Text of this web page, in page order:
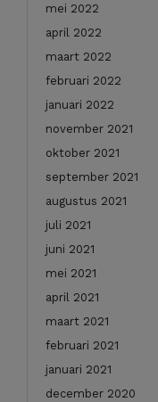
mei 2022
april 2022
maart 2022
februari 2022
januari 2022
november 2021
oktober 2021
september 2021
augustus 2021
juli 2021
juni 2021
mei 2021
april 2021
maart 2021
februari 2021
januari 2021
december 2020